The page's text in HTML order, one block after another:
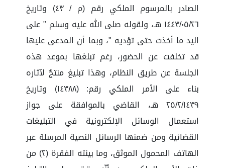
الصادر بالمرسوم الملكي رقم (م / ٤٣) وتاريخ
١٤٤٣/٠٥/٢٦ هـ، ولقوله صلى الله عليه وسلم " على
اليد ما أخذت حتى تؤديه "، وبما أن المدعى عليها
قد تخلفت عن الحضور، رغم تبلغها بموعد هذه
الجلسة عن طريق النظام، وهذا تبليغ منتجٌ لآثاره
بناء على الأمر الملكي رقم: (١٤٣٨٨) وتاريخ
٢٥/٢/١٤٣٩ هـ، القاضي بالموافقة على جواز
استعمال الوسائل الإلكترونية في التبليغات
القضائية ومن ضمنها الرسائل النصية المرسلة عبر
الهاتف المحمول الموثق، وما بينته الفقرة (٢) من